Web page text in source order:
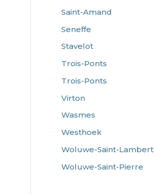
Saint-Amand
Seneffe
Stavelot
Trois-Ponts
Trois-Ponts
Virton
Wasmes
Westhoek
Woluwe-Saint-Lambert
Woluwe-Saint-Pierre